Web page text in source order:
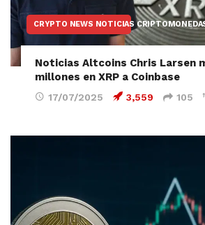
CRYPTO NEWS NOTICIAS
Noticias Altcoins Chris Larsen
millones en XRP a Coinbase
17/07/2025 3,559 105